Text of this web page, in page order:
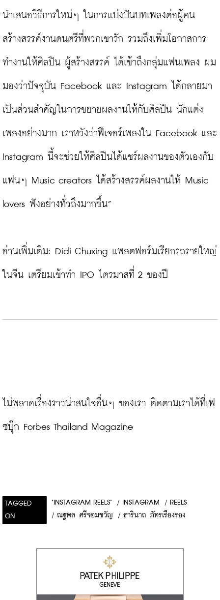
นำเสนอวิธีการใหม่ๆ ในการแบ่งปันบทเพลงต่อผู้คน
สร้างสรรค์งานดนตรีที่พวกเขารัก รวมถึงเพิ่มโอกาสการ
ทำงานให้ศิลปิน ผู้สร้างสรรค์ ได้เข้าถึงกลุ่มแฟนเพลง ผม
มองว่าปัจจุบัน Facebook และ Instagram ได้กลายมา
เป็นส่วนสำคัญในการขยายผลงานให้กับศิลปิน นักแต่ง
เพลงอย่างมาก เราหวังว่าฟีเจอร์เพลงใน Facebook และ
Instagram นี้จะช่วยให้ศิลปินได้แชร์ผลงานของตัวเองกับ
แฟนๆ Music creators ได้สร้างสรรค์ผลงานให้ Music
lovers ฟังอย่างทั่วถึงมากขึ้น”
อ่านเพิ่มเติม: Didi Chuxing แพลตฟอร์มเรียกรถรายใหญ่
ในจีน เตรียมเข้าทำ IPO ไตรมาสที่ 2 ของปี
ไม่พลาดเรื่องราวน่าสนใจอื่นๆ ของเรา ติดตามเราได้ที่เฟ
ซบุ๊ก Forbes Thailand Magazine
TAGGED
ON
"INSTAGRAM REELS" / INSTAGRAM / REELS
/ ณฐพล ศรีจอมขวัญ / ธารินาถ ภัทรเรืองรอง